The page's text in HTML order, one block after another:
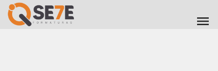
menu